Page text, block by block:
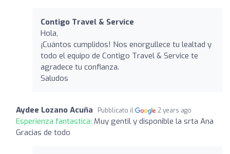
Contigo Travel & Service
Hola,
¡Cuántos cumplidos! Nos enorgullece tu lealtad y
todo el equipo de Contigo Travel & Service te
agradece tu confianza.
Saludos
Aydee Lozano Acuña Pubblicato il 2 years ago
Esperienza fantastica: Muy gentil y disponible la srta Ana
Gracias de todo